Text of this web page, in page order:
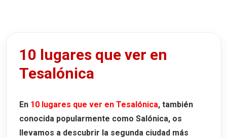
6. Iglesia de Agios Pavlos
7. Ciudad Alta (Ano Poli)
9. Murallas de Tesalónica
10. Paseo Marítimo de Tesalónica
10 lugares que ver en
Tesalónica
En 10 lugares que ver en Tesalónica, también
conocida popularmente como Salónica, os
llevamos a descubrir la segunda ciudad más